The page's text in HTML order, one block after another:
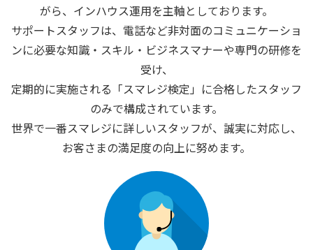
がら、インハウス運用を主軸としております。
サポートスタッフは、電話など非対面のコミュニケーショ
ンに必要な知識・スキル・ビジネスマナーや専門の研修を
受け、
定期的に実施される「スマレジ検定」に合格したスタッフ
のみで構成されています。
世界で一番スマレジに詳しいスタッフが、誠実に対応し、
お客さまの満足度の向上に努めます。